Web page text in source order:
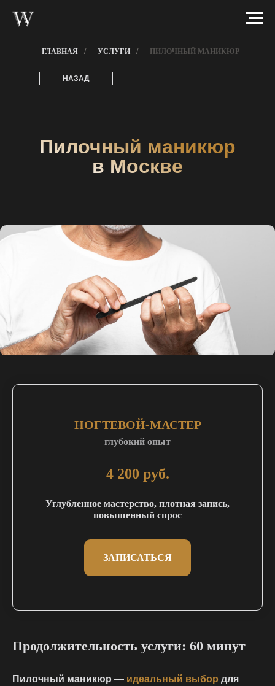
ГЛАВНАЯ / УСЛУГИ / ПИЛОЧНЫЙ МАНИКЮР
НАЗАД
Пилочный маникюр
в Москве
НОГТЕВОЙ-МАСТЕР
глубокий опыт
4 200 руб.
Углубленное мастерство, плотная запись,
повышенный спрос
ЗАПИСАТЬСЯ
Продолжительность услуги: 60 минут
Пилочный маникюр — идеальный выбор для